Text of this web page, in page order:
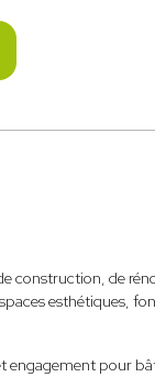
construction, de
esthétiques,
engagement pour